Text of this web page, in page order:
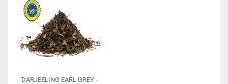
DARJEELING EARL GREY -